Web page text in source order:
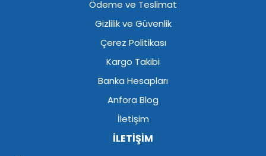
Ödeme ve Teslimat
Gizlilik ve Güvenlik
Çerez Politikası
Kargo Takibi
Banka Hesapları
Anfora Blog
İletişim
İLETİŞİM